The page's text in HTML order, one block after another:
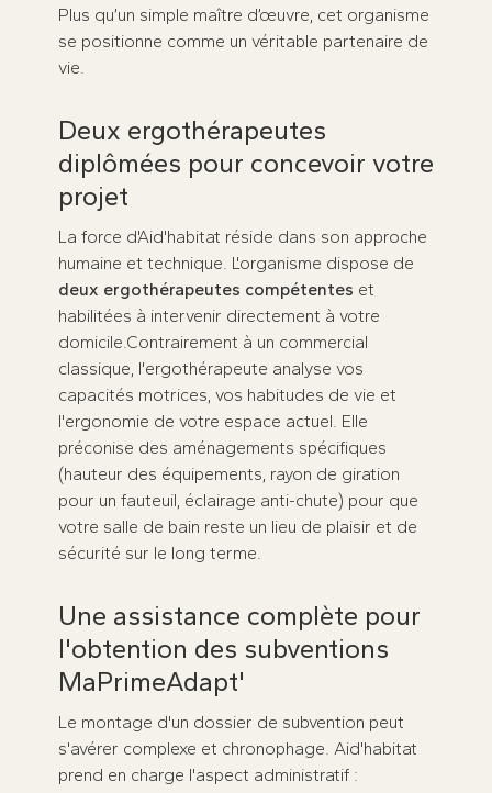
Plus qu’un simple maître d’œuvre, cet organisme
se positionne comme un véritable partenaire de
vie.
Deux ergothérapeutes
diplômées pour concevoir votre
projet
La force d'Aid'habitat réside dans son approche
humaine et technique. L'organisme dispose de
deux ergothérapeutes compétentes et
habilitées à intervenir directement à votre
domicile.Contrairement à un commercial
classique, l'ergothérapeute analyse vos
capacités motrices, vos habitudes de vie et
l'ergonomie de votre espace actuel. Elle
préconise des aménagements spécifiques
(hauteur des équipements, rayon de giration
pour un fauteuil, éclairage anti-chute) pour que
votre salle de bain reste un lieu de plaisir et de
sécurité sur le long terme.
Une assistance complète pour
l'obtention des subventions
MaPrimeAdapt'
Le montage d'un dossier de subvention peut
s'avérer complexe et chronophage. Aid'habitat
prend en charge l'aspect administratif :